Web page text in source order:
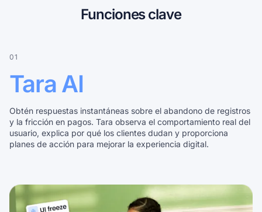
Funciones clave
01
Tara AI
Obtén respuestas instantáneas sobre el abandono de registros
y la fricción en pagos. Tara observa el comportamiento real del
usuario, explica por qué los clientes dudan y proporciona
planes de acción para mejorar la experiencia digital.